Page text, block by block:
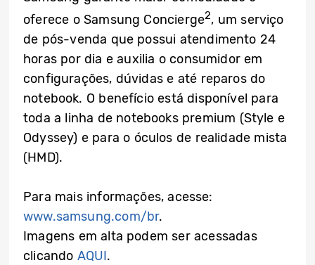
oferece o Samsung Concierge2, um serviço
de pós-venda que possui atendimento 24
horas por dia e auxilia o consumidor em
configurações, dúvidas e até reparos do
notebook. O benefício está disponível para
toda a linha de notebooks premium (Style e
Odyssey) e para o óculos de realidade mista
(HMD).
Para mais informações, acesse:
www.samsung.com/br.
Imagens em alta podem ser acessadas
clicando AQUI.